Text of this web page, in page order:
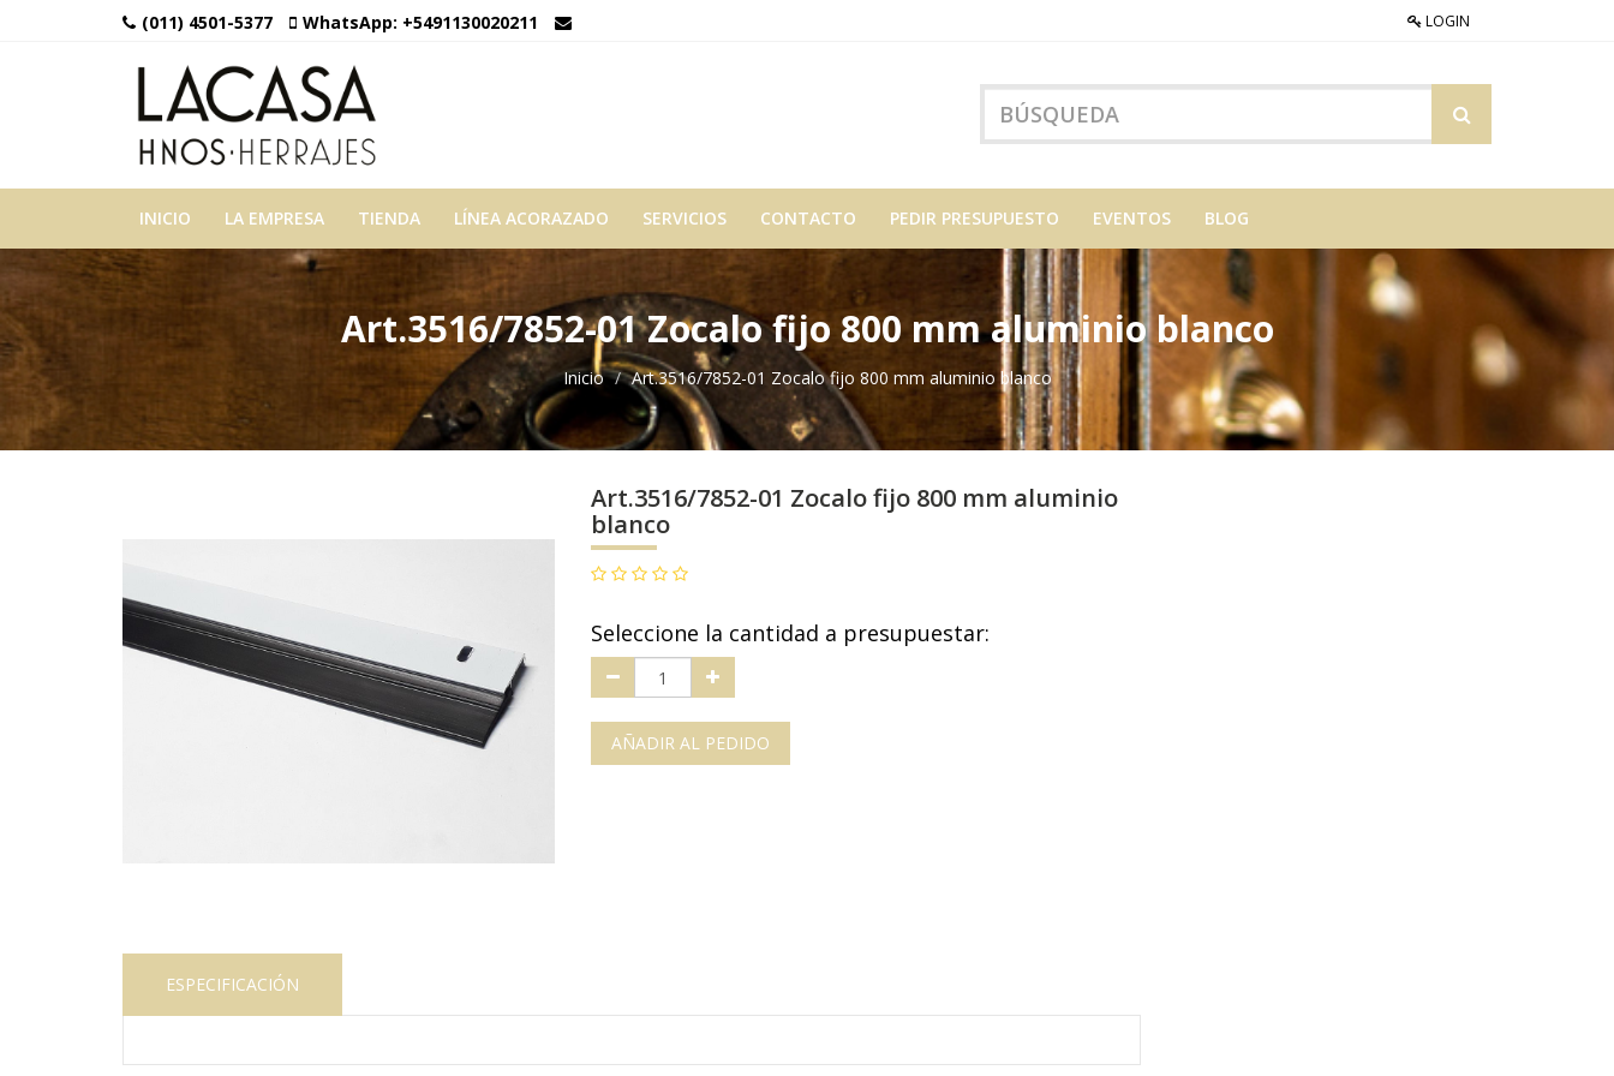
(011) 4501-5377 WhatsApp: +5491130020211 LOGIN
INICIO LA EMPRESA TIENDA LÍNEA ACORAZADO SERVICIOS CONTACTO PEDIR PRESUPUESTO EVENTOS BLOG
Art.3516/7852-01 Zocalo fijo 800 mm aluminio blanco
Inicio Art.3516/7852-01 Zocalo fijo 800 mm aluminio blanco
Art.3516/7852-01 Zocalo fijo 800 mm aluminio
blanco
Seleccione la cantidad a presupuestar:
AÑADIR AL PEDIDO
ESPECIFICACIÓN